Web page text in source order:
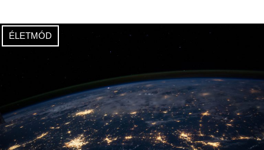
ÉLETMÓD